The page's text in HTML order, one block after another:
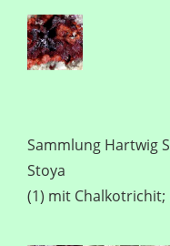
Sammlung Hartwig
Stoya
(1) mit Chalkotrichit;